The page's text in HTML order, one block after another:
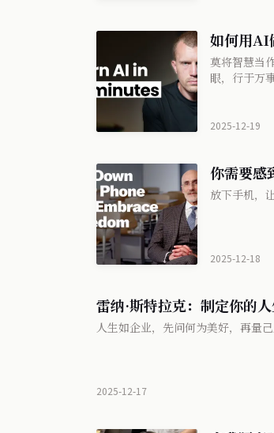
如何用AI
莫将智慧当
眼，行于万
2025-12-19
你需要感
放下手机，
2025-12-18
雷纳·斯特拉克：制定你的
人生如企业，先问何为美好，再量
2025-12-17